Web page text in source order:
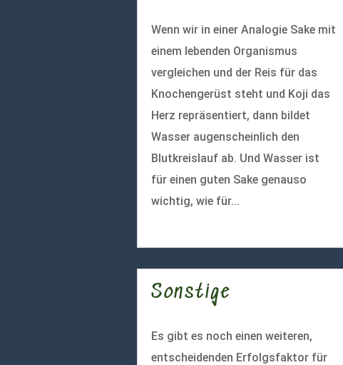
Wenn wir in einer Analogie Sake mit
einem lebenden Organismus
vergleichen und der Reis für das
Knochengerüst steht und Koji das
Herz repräsentiert, dann bildet
Wasser augenscheinlich den
Blutkreislauf ab. Und Wasser ist
für einen guten Sake genauso
wichtig, wie für...
Sonstige
Es gibt es noch einen weiteren,
entscheidenden Erfolgsfaktor für